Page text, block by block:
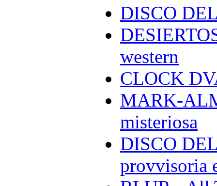
DISCO
western
CLOCK
MARK-
misteriosa
DISCO
provvisoria